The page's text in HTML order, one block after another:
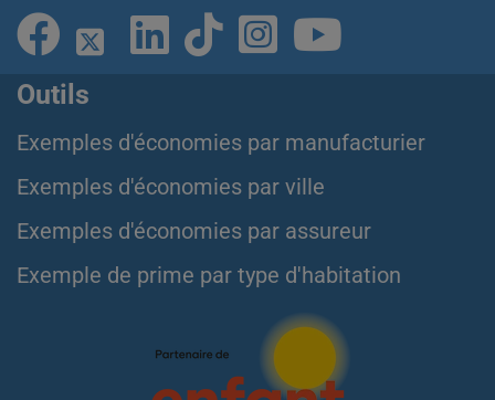
Outils
Exemples d'économies par manufacturier
Exemples d'économies par ville
Exemples d'économies par assureur
Exemple de prime par type d'habitation